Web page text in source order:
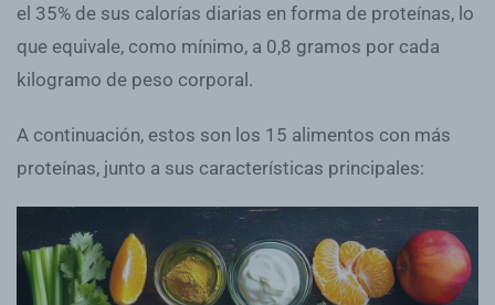
el 35% de sus calorías diarias en forma de proteínas, lo
que equivale, como mínimo, a 0,8 gramos por cada
kilogramo de peso corporal.
A continuación, estos son los 15 alimentos con más
proteínas, junto a sus características principales: